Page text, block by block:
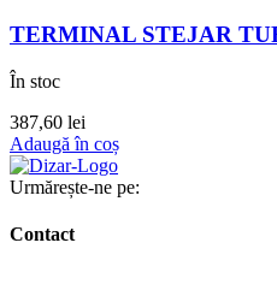
TERMINAL STEJAR
În stoc
387,60 lei
Adaugă în coș
Urmărește-ne pe:
Contact